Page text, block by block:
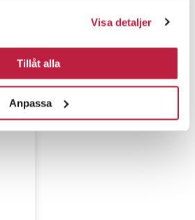
Visa detaljer
Tillåt alla
Anpassa Jatkokappale Elegant musta